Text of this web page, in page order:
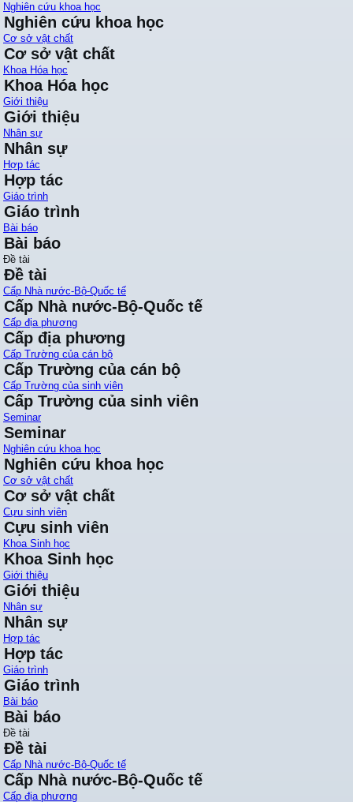
Nghiên cứu khoa học
Nghiên cứu khoa học
Cơ sở vật chất
Cơ sở vật chất
Khoa Hóa học
Khoa Hóa học
Giới thiệu
Giới thiệu
Nhân sự
Nhân sự
Hợp tác
Hợp tác
Giáo trình
Giáo trình
Bài báo
Bài báo
Đề tài
Đề tài
Cấp Nhà nước-Bộ-Quốc tế
Cấp Nhà nước-Bộ-Quốc tế
Cấp địa phương
Cấp địa phương
Cấp Trường của cán bộ
Cấp Trường của cán bộ
Cấp Trường của sinh viên
Cấp Trường của sinh viên
Seminar
Seminar
Nghiên cứu khoa học
Nghiên cứu khoa học
Cơ sở vật chất
Cơ sở vật chất
Cựu sinh viên
Cựu sinh viên
Khoa Sinh học
Khoa Sinh học
Giới thiệu
Giới thiệu
Nhân sự
Nhân sự
Hợp tác
Hợp tác
Giáo trình
Giáo trình
Bài báo
Bài báo
Đề tài
Đề tài
Cấp Nhà nước-Bộ-Quốc tế
Cấp Nhà nước-Bộ-Quốc tế
Cấp địa phương